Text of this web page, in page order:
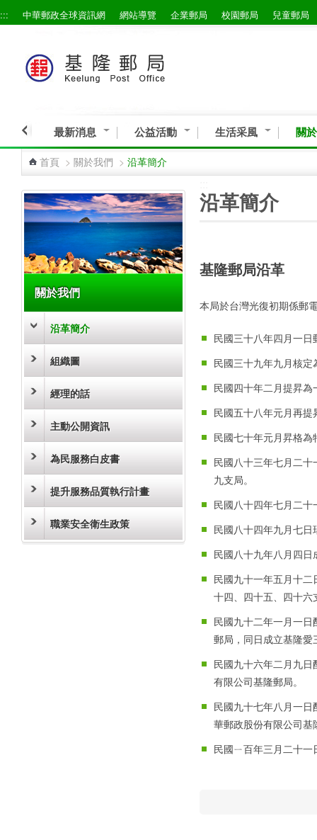
跳到主要內容區塊
::: 中華郵政全球資訊網 網站導覽 企業郵局 校園郵局 兒童郵局
最新消息 公益活動 生活采風 關
首頁 > 關於我們 > 沿革簡介
關於我們
沿革簡介
組織圖
經理的話
主動公開資訊
為民服務白皮書
提升服務品質執行計畫
職業安全衛生政策
沿革簡介
基隆郵局沿革
本局於台灣光復初期係郵
民國三十八年四月一
民國三十九年九月核
民國四十年二月提昇為
民國五十八年元月再
民國七十年元月昇格為
民國八十三年七月二
九支局。
民國八十四年七月二
民國八十四年九月七
民國八十九年八月四
民國九十一年五月十
十四、四十五、四十六
民國九十二年一月一
郵局，同日成立基隆
民國九十六年二月九
有限公司基隆郵局。
民國九十七年八月一
華郵政股份有限公司基
民國ㄧ百年三月二十